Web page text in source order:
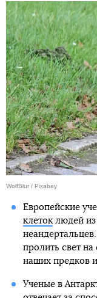
WolfBlur / Pixabay
Европейские
клетоклюдей из
пролить свет на
наших предков
Ученые в